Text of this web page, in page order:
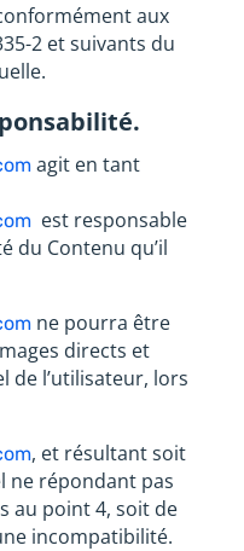
aux
2 et suivants du
agit en tant
est responsable
du Contenu qu’il
ne pourra être
directs et
de l’utilisateur, lors
, et résultant soit
ne répondant pas
au point 4, soit de
incompatibilité.